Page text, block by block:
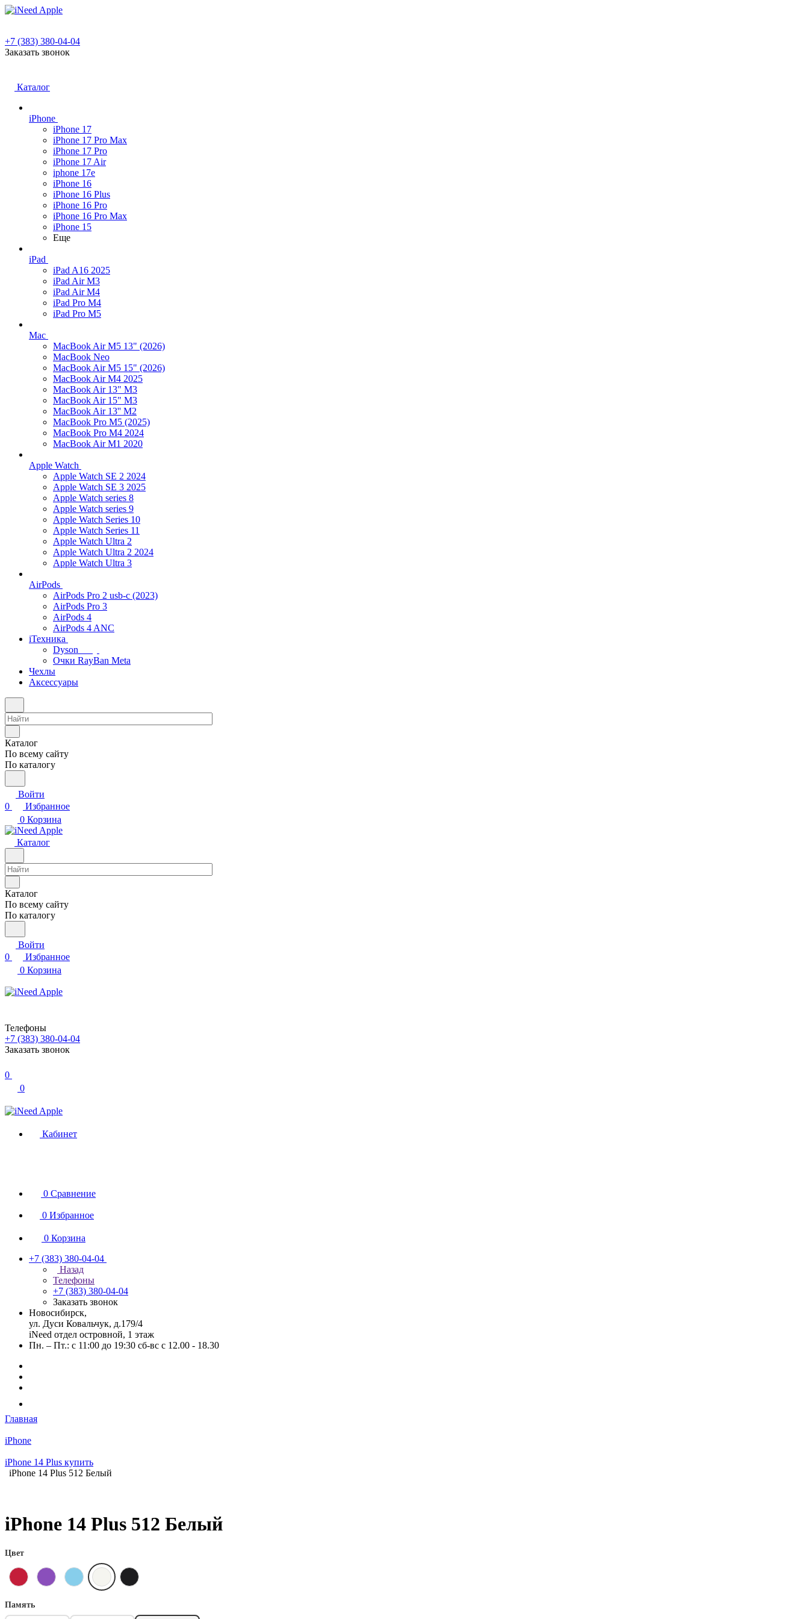
+7 (383) 380-04-04
Заказать звонок
Каталог
iPhone
iPhone 17
iPhone 17 Pro Max
iPhone 17 Pro
iPhone 17 Air
iphone 17e
iPhone 16
iPhone 16 Plus
iPhone 16 Pro
iPhone 16 Pro Max
iPhone 15
Еще
iPad
iPad A16 2025
iPad Air M3
iPad Air M4
iPad Pro M4
iPad Pro M5
Mac
MacBook Air M5 13" (2026)
MacBook Neo
MacBook Air M5 15" (2026)
MacBook Air M4 2025
MacBook Air 13" M3
MacBook Air 15" M3
MacBook Air 13'' M2
MacBook Pro M5 (2025)
MacBook Pro M4 2024
MacBook Air M1 2020
Apple Watch
Apple Watch SE 2 2024
Apple Watch SE 3 2025
Apple Watch series 8
Apple Watch series 9
Apple Watch Series 10
Apple Watch Series 11
Apple Watch Ultra 2
Apple Watch Ultra 2 2024
Apple Watch Ultra 3
AirPods
AirPods Pro 2 usb-c (2023)
AirPods Pro 3
AirPods 4
AirPods 4 ANC
iТехника
Dyson
Очки RayBan Meta
Чехлы
Аксессуары
Каталог
По всему сайту
По каталогу
Войти
0
Избранное
0 Корзина
Каталог
Каталог
По всему сайту
По каталогу
Войти
0
Избранное
0 Корзина
Телефоны
+7 (383) 380-04-04
Заказать звонок
0
0
Кабинет
0 Сравнение
0 Избранное
0 Корзина
+7 (383) 380-04-04
Назад
Телефоны
+7 (383) 380-04-04
Заказать звонок
Новосибирск,
ул. Дуси Ковальчук, д.179/4
iNeed отдел островной, 1 этаж
Пн. – Пт.: с 11:00 до 19:30 сб-вс с 12.00 - 18.30
Главная
iPhone
iPhone 14 Plus купить
iPhone 14 Plus 512 Белый
iPhone 14 Plus 512 Белый
Цвет
Память